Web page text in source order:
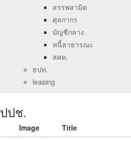
สรรพสามิต
ศุลกากร
บัญชีกลาง
หนี้สาธารณะ
สศค.
ธปท.
leasing
ปปช.
Image Title